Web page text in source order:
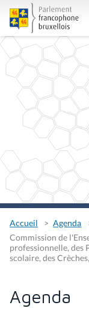
Accueil
Agenda
Commission de
professionnelle, des
scolaire, des
Agenda